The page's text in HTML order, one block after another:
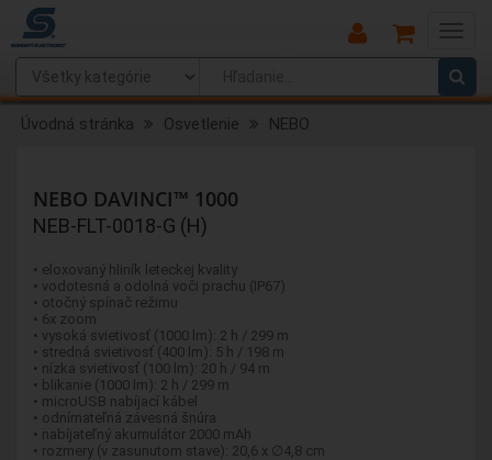
Main
Menu
Úvodná stránka Osvetlenie NEBO
NEBO DAVINCI™ 1000
NEB-FLT-0018-G (H)
• eloxovaný hliník leteckej kvality
• vodotesná a odolná voči prachu (IP67)
• otočný spínač režimu
• 6x zoom
• vysoká svietivosť (1000 lm): 2 h / 299 m
• stredná svietivosť (400 lm): 5 h / 198 m
• nízka svietivosť (100 lm): 20 h / 94 m
• blikanie (1000 lm): 2 h / 299 m
• microUSB nabíjací kábel
• odnímateľná závesná šnúra
• nabíjateľný akumulátor 2000 mAh
• rozmery (v zasunutom stave): 20,6 x ∅4,8 cm